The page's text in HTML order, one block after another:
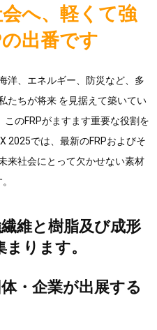
へ、軽くて強
出番です
洋、エネルギー、防災など、多
たちが将来 を見据えて築いてい
このFRPがますます重要な役割を
2025では、最新のFRPおよびそ
来社会にとって欠かせない素材
維と樹脂及び成形
ります。
・企業が出展する